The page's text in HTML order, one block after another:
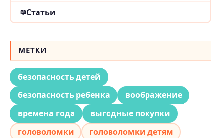
Статьи
МЕТКИ
безопасность детей
безопасность ребенка
воображение
времена года
выгодные покупки
головоломки
головоломки детям